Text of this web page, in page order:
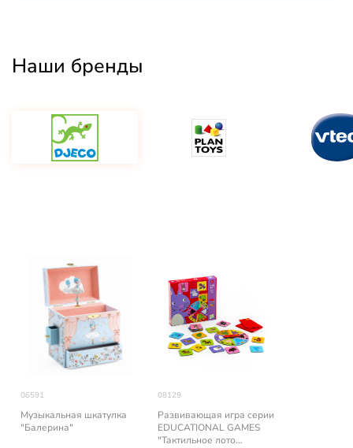
Наши бренды
06591
Музыкальная шкатулка
"Балерина"
08129
Развивающая игра серии
EDUCATIONAL GAMES
"Тактильное лото